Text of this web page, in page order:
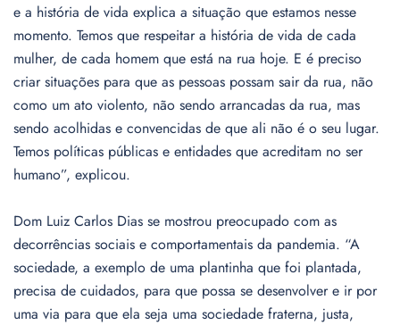
e a história de vida explica a situação que estamos nesse
momento. Temos que respeitar a história de vida de cada
mulher, de cada homem que está na rua hoje. E é preciso
criar situações para que as pessoas possam sair da rua, não
como um ato violento, não sendo arrancadas da rua, mas
sendo acolhidas e convencidas de que ali não é o seu lugar.
Temos políticas públicas e entidades que acreditam no ser
humano”, explicou.
Dom Luiz Carlos Dias se mostrou preocupado com as
decorrências sociais e comportamentais da pandemia. “A
sociedade, a exemplo de uma plantinha que foi plantada,
precisa de cuidados, para que possa se desenvolver e ir por
uma via para que ela seja uma sociedade fraterna, justa,